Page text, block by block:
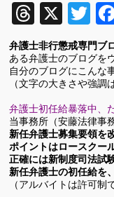
X
弁護士非行懲戒専門ブ
ある弁護士のブログを
自分のブログにこんな
（文字の大きさや強調
弁護士初任給暴落中、
当事務所（安藤法律事
新任弁護士募集要領を
ポイントはロースクー
正確には新制度司法試
新任弁護士の初任給を
（アルバイトは許可制